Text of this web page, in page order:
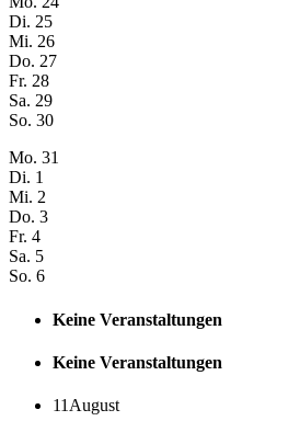
Di. 25
Mi. 26
Do. 27
Fr. 28
Sa. 29
So. 30
Mo. 31
Di. 1
Mi. 2
Do. 3
Fr. 4
Sa. 5
So. 6
Keine Veranstaltungen
Keine Veranstaltungen
11 August